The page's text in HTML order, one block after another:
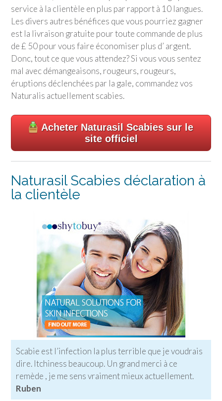
service à la clientèle en plus par rapport à 10 langues.
Les divers autres bénéfices que vous pourriez gagner
est la livraison gratuite pour toute commande de plus
de £ 50 pour vous faire économiser plus d’ argent.
Donc, tout ce que vous attendez? Si vous vous sentez
mal avec démangeaisons, rougeurs, rougeurs,
éruptions déclenchées par la gale, commandez vos
Naturalis actuellement scabies.
Acheter Naturasil Scabies sur le
site officiel
Naturasil Scabies déclaration à
la clientèle
Scabie est l’infection la plus terrible que je voudrais
dire. Itchiness beaucoup. Un grand merci à ce
remède , je me sens vraiment mieux actuellement.
Ruben